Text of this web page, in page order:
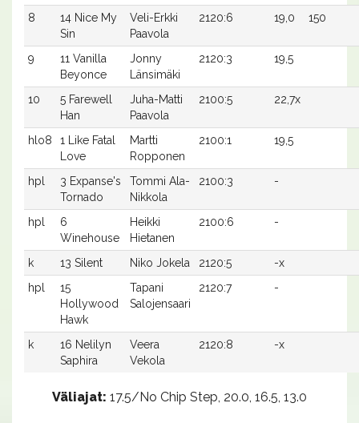
8
14 Nice My
Sin
Veli-Erkki
Paavola
2120:6 19,0 150
9
11 Vanilla
Beyonce
Jonny
Länsimäki
2120:3 19,5
10
5 Farewell
Han
Juha-Matti
Paavola
2100:5 22,7x
hlo8
1 Like Fatal
Love
Martti
Ropponen
2100:1 19,5
hpl
3 Expanse's
Tornado
Tommi Ala-
Nikkola
2100:3 -
hpl
6
Winehouse
Heikki
Hietanen
2100:6 -
k 13 Silent Niko Jokela 2120:5
-x
hpl
15
Hollywood
Hawk
Tapani
Salojensaari
2120:7 -
k
16 Nelilyn
Saphira
Veera
Vekola
2120:8 -x
Väliajat: 17.5/No Chip Step, 20.0, 16.5, 13.0